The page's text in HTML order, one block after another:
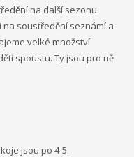
na další sezonu
soustředění seznámí a
velké množství
spoustu. Ty jsou pro ně
jsou po 4-5.